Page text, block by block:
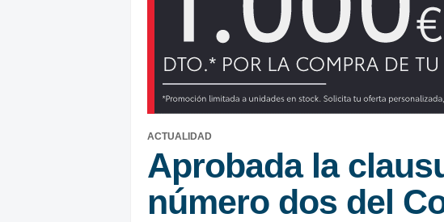
ACTUALIDAD
Aprobada la
número dos del